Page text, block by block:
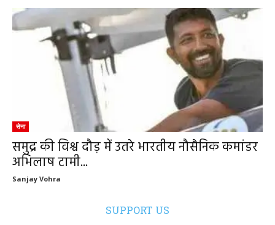
सेना
समुद्र की विश्व दौड़ में उतरे भारतीय नौसैनिक कमांडर
अभिलाष टामी...
Sanjay Vohra
SUPPORT US